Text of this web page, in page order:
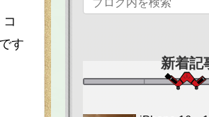
す
新着記